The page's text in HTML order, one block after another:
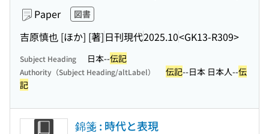
Paper 図書
吉原慎也 [ほか] [著]日刊現代2025.10<GK13-R309>
Subject Heading 日本--伝記
Authority（Subject Heading/altLabel） 伝記--日本 日本人--伝
記
錦箋 : 時代と表現